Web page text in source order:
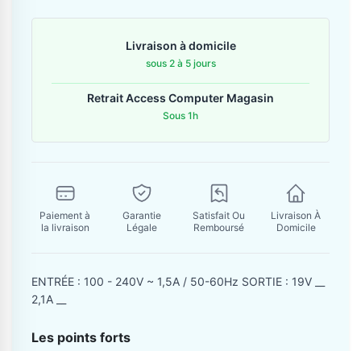
Envoyer un message
Livraison à domicile
sous 2 à 5 jours
Retrait Access Computer Magasin
Sous 1h
Paiement à
la livraison
Garantie
Légale
Satisfait Ou
Remboursé
Livraison À
Domicile
ENTRÉE : 100 - 240V ~ 1,5A / 50-60Hz SORTIE : 19V __
2,1A __
Les points forts